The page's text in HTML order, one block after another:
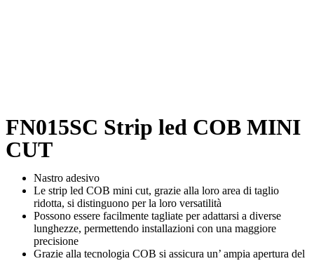
FN015SC Strip led COB MINI
CUT
Nastro adesivo
Le strip led COB mini cut, grazie alla loro area di taglio
ridotta, si distinguono per la loro versatilità
Possono essere facilmente tagliate per adattarsi a diverse
lunghezze, permettendo installazioni con una maggiore
precisione
Grazie alla tecnologia COB si assicura un’ ampia apertura del